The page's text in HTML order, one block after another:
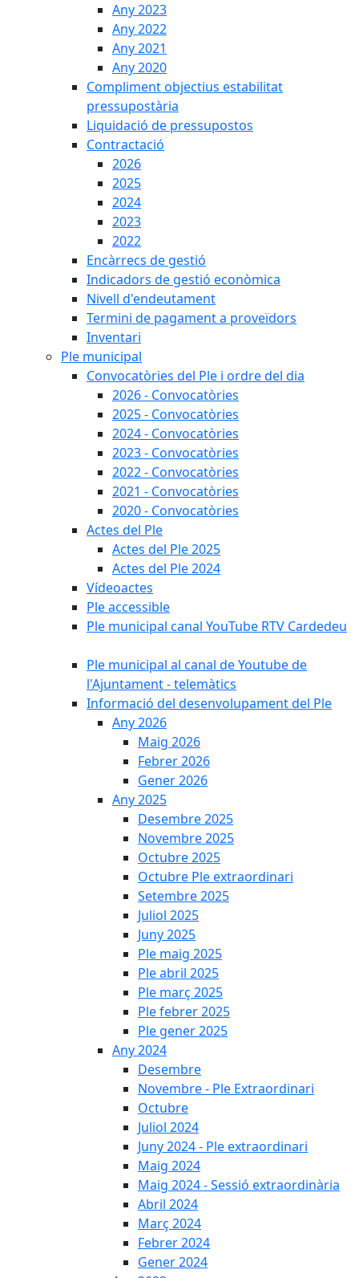
Any 2023
Any 2022
Any 2021
Any 2020
Compliment objectius estabilitat
pressupostària
Liquidació de pressupostos
Contractació
2026
2025
2024
2023
2022
Encàrrecs de gestió
Indicadors de gestió econòmica
Nivell d'endeutament
Termini de pagament a proveïdors
Inventari
Ple municipal
Convocatòries del Ple i ordre del dia
2026 - Convocatòries
2025 - Convocatòries
2024 - Convocatòries
2023 - Convocatòries
2022 - Convocatòries
2021 - Convocatòries
2020 - Convocatòries
Actes del Ple
Actes del Ple 2025
Actes del Ple 2024
Vídeoactes
Ple accessible
Ple municipal canal YouTube RTV Cardedeu
Ple municipal al canal de Youtube de
l'Ajuntament - telemàtics
Informació del desenvolupament del Ple
Any 2026
Maig 2026
Febrer 2026
Gener 2026
Any 2025
Desembre 2025
Novembre 2025
Octubre 2025
Octubre Ple extraordinari
Setembre 2025
Juliol 2025
Juny 2025
Ple maig 2025
Ple abril 2025
Ple març 2025
Ple febrer 2025
Ple gener 2025
Any 2024
Desembre
Novembre - Ple Extraordinari
Octubre
Juliol 2024
Juny 2024 - Ple extraordinari
Maig 2024
Maig 2024 - Sessió extraordinària
Abril 2024
Març 2024
Febrer 2024
Gener 2024